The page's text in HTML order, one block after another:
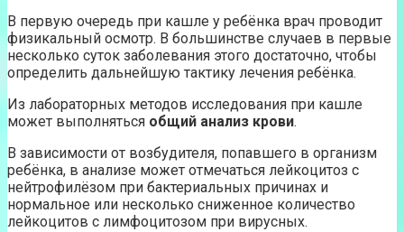
В первую очередь при кашле у ребёнка врач проводит
физикальный осмотр. В большинстве случаев в первые
несколько суток заболевания этого достаточно, чтобы
определить дальнейшую тактику лечения ребёнка.
Из лабораторных методов исследования при кашле
может выполняться общий анализ крови.
В зависимости от возбудителя, попавшего в организм
ребёнка, в анализе может отмечаться лейкоцитоз с
нейтрофилёзом при бактериальных причинах и
нормальное или несколько сниженное количество
лейкоцитов с лимфоцитозом при вирусных.